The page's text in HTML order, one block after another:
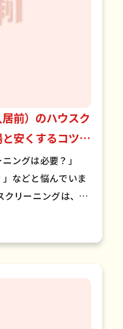
前）のハウスク
安くするコツを
ングは必要？」
」などと悩んでいま
クリーニングは、多
件の退去時には原